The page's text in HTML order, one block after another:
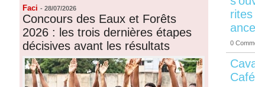
Faci - 28/07/2026
Concours des Eaux et Forêts
2026 : les trois dernières étapes
décisives avant les résultats
0